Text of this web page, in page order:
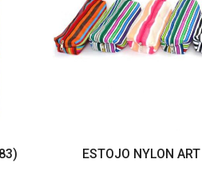
ESTOJO NYLON